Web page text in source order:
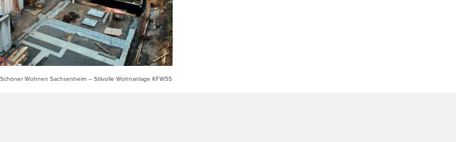
Schöner Wohnen Sachsenheim – Stilvolle Wohnanlage KFW55